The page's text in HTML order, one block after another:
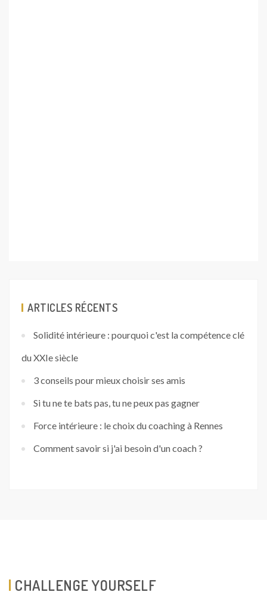
ARTICLES RÉCENTS
Solidité intérieure : pourquoi c'est la compétence clé
du XXIe siècle
3 conseils pour mieux choisir ses amis
Si tu ne te bats pas, tu ne peux pas gagner
Force intérieure : le choix du coaching à Rennes
Comment savoir si j'ai besoin d'un coach ?
CHALLENGE YOURSELF